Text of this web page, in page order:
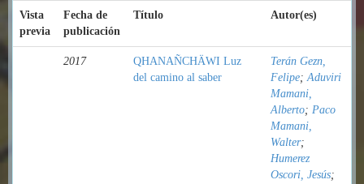
Vista
previa
Fecha de
publicación
Título Autor(es)
2017
QHANAÑCHÄWI Luz
del camino al saber
Terán Gezn,
Felipe;Aduviri
Mamani,
Alberto; Paco
Mamani,
Walter;
Humerez
Oscori, Jesús;